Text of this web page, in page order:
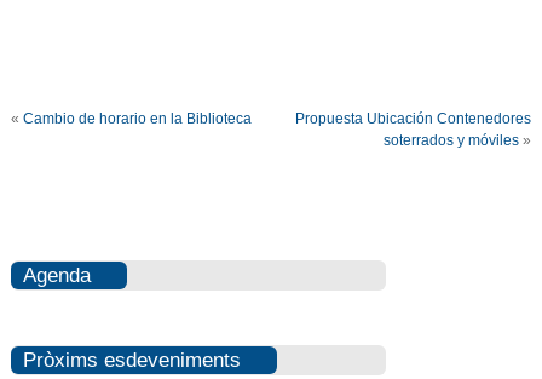
« Cambio de horario en la Biblioteca
Propuesta Ubicación Contenedores
soterrados y móviles »
Agenda
Pròxims esdeveniments